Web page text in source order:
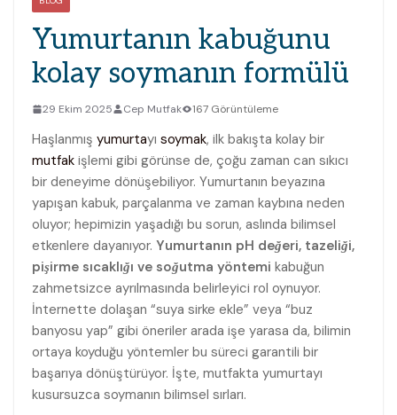
Yumurtanın kabuğunu
kolay soymanın formülü
29 Ekim 2025 Cep Mutfak 167 Görüntüleme
Haşlanmış yumurtayı soymak, ilk bakışta kolay bir
mutfak işlemi gibi görünse de, çoğu zaman can sıkıcı
bir deneyime dönüşebiliyor. Yumurtanın beyazına
yapışan kabuk, parçalanma ve zaman kaybına neden
oluyor; hepimizin yaşadığı bu sorun, aslında bilimsel
etkenlere dayanıyor. Yumurtanın pH değeri, tazeliği,
pişirme sıcaklığı ve soğutma yöntemi kabuğun
zahmetsizce ayrılmasında belirleyici rol oynuyor.
İnternette dolaşan “suya sirke ekle” veya “buz
banyosu yap” gibi öneriler arada işe yarasa da, bilimin
ortaya koyduğu yöntemler bu süreci garantili bir
başarıya dönüştürüyor. İşte, mutfakta yumurtayı
kusursuzca soymanın bilimsel sırları.